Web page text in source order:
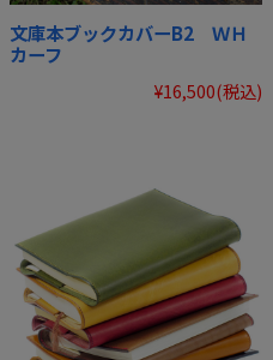
文庫本ブックカバーB2 ＷＨ
カーフ
¥16,500(税込)